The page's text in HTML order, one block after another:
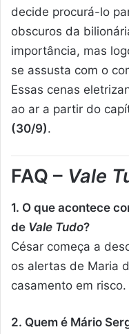
decide procurá-lo
obscuros da
importância, mas
se assusta com o
Essas cenas
ao ar a partir do
(30/9).
FAQ – Vale
1. O que acontece
de Vale Tudo?
César começa a
os alertas de Maria
casamento em risco.
2. Quem é Mário